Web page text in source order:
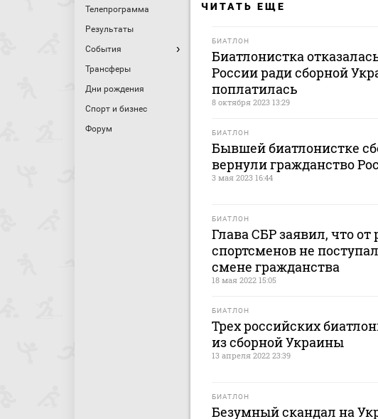
Телепрограмма
Результаты
События
Трансферы
Дни рождения
Спорт и бизнес
Форум
ЧИТАТЬ ЕЩЕ
БИАТЛОН
Биатлонистка
России ради сборной
поплатилась
8 октября 2023 13:29
БИАТЛОН
Бывшей биатлонистке
вернули гражданство
3 мая 2023 16:44
БИАТЛОН
Глава СБР заявил, что от
спортсменов не
смене гражданства
18 мая 2022 15:05
БИАТЛОН
Трех российских
из сборной Украины
13 апреля 2022 23:39
БИАТЛОН
Безумный скандал на